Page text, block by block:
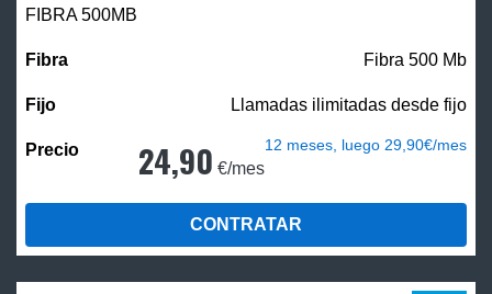
FIBRA500MB
Fibra 500 Mb
Llamadas ilimitadas desde fijo
24,90 €/mes
12 meses, luego 29,90€/mes
CONTRATAR